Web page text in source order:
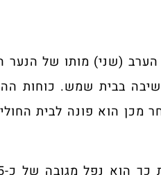
בבית שמש. כוחות
מכן הוא פונה לבית